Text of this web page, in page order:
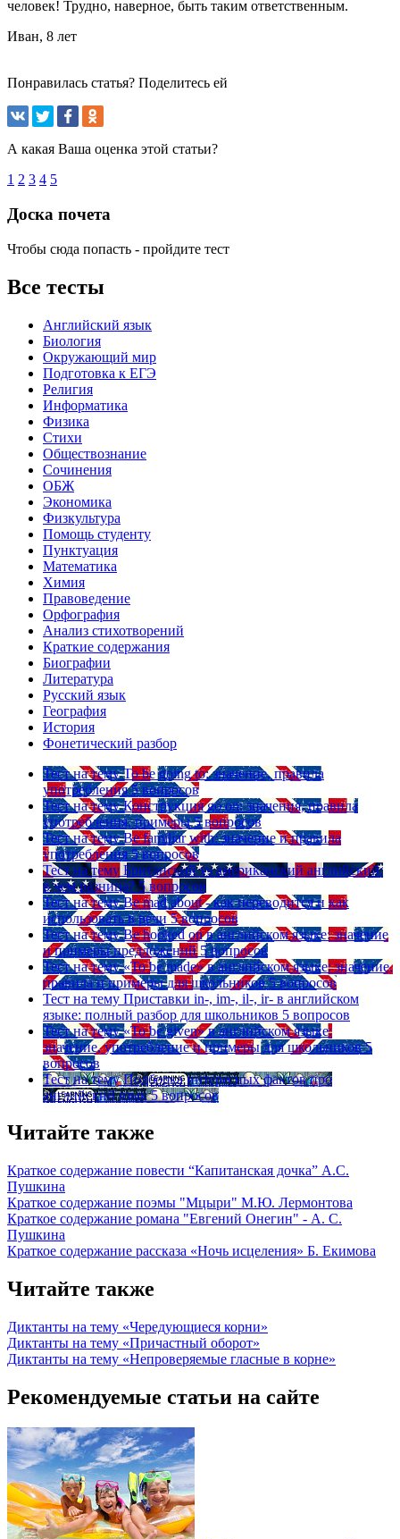
человек! Трудно, наверное, быть таким ответственным.
Иван, 8 лет
Понравилась статья? Поделитесь ей
А какая Ваша оценка этой статьи?
1 2 3 4 5
Доска почета
Чтобы сюда попасть - пройдите тест
Все тесты
Английский язык
Биология
Окружающий мир
Подготовка к ЕГЭ
Религия
Информатика
Физика
Стихи
Обществознание
Сочинения
ОБЖ
Экономика
Физкультура
Помощь студенту
Пунктуация
Математика
Химия
Правоведение
Орфография
Анализ стихотворений
Краткие содержания
Биографии
Литература
Русский язык
География
История
Фонетический разбор
Тест на тему To be going to: значение, правила
употребления 5 вопросов
Тест на тему Конструкция go on: значения, правила
употребления, примеры 5 вопросов
Тест на тему Be familiar with: значение и правила
употребления 5 вопросов
Тест на тему Британский vs американский английский:
в чем разница? 5 вопросов
Тест на тему Be mad about - как переводится и как
использовать в речи 5 вопросов
Тест на тему Be hooked on в английском языке: значение
и примеры предложений 5 вопросов
Тест на тему «To be made» в английском языке: значение,
правила и примеры для школьников 5 вопросов
Тест на тему Приставки in-, im-, il-, ir- в английском
языке: полный разбор для школьников 5 вопросов
Тест на тему «To be given» в английском языке:
значение, употребление и примеры для школьников 5
вопросов
Тест на тему Подборка интересных фактов про
английский язык 5 вопросов
Читайте также
Краткое содержание повести “Капитанская дочка” А.С.
Пушкина
Краткое содержание поэмы "Мцыри" М.Ю. Лермонтова
Краткое содержание романа "Евгений Онегин" - А. С.
Пушкина
Краткое содержание рассказа «Ночь исцеления» Б. Екимова
Читайте также
Диктанты на тему «Чередующиеся корни»
Диктанты на тему «Причастный оборот»
Диктанты на тему «Непроверяемые гласные в корне»
Рекомендуемые статьи на сайте